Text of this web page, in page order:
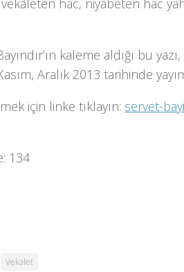
hac, niyâbeten hac
kaleme aldığı bu
Aralık 2013 tarihinde
için linke tıklayın: servet-
134
Vekalet